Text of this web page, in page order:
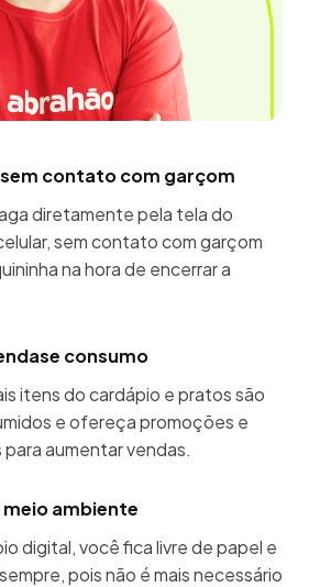
contato com garçom
diretamente pela tela do
sem contato com garçom
na hora de encerrar a
consumo
itens do cardápio e pratos são
e ofereça promoções e
aumentar vendas.
meio ambiente
digital, você fica livre de papel e
pois não é mais necessário